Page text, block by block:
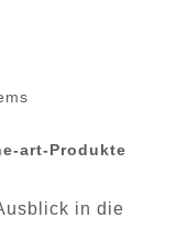
art-Produkte
in die